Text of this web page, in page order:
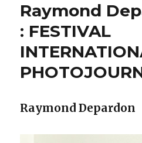
Raymond
: FESTIVAL
Raymond Depardon